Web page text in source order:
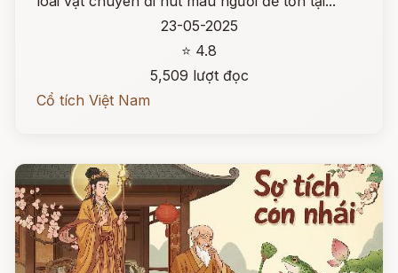
23-05-2025
⭐ 4.8
5,509 lượt đọc
Cổ tích Việt Nam